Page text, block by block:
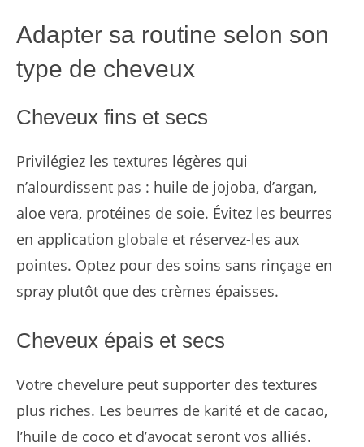
Adapter sa routine selon son
type de cheveux
Cheveux fins et secs
Privilégiez les textures légères qui
n’alourdissent pas : huile de jojoba, d’argan,
aloe vera, protéines de soie. Évitez les beurres
en application globale et réservez-les aux
pointes. Optez pour des soins sans rinçage en
spray plutôt que des crèmes épaisses.
Cheveux épais et secs
Votre chevelure peut supporter des textures
plus riches. Les beurres de karité et de cacao,
l’huile de coco et d’avocat seront vos alliés.